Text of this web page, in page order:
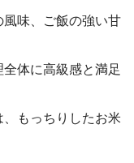
味、ご飯の強い甘
体に高級感と満足
もっちりしたお米